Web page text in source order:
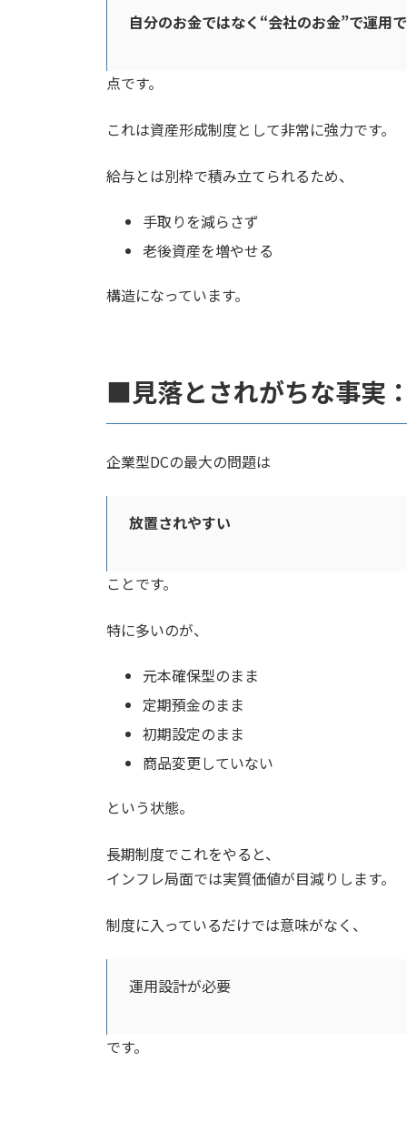
自分のお金ではなく“会社のお金”で運用
点です。
これは資産形成制度として非常に強力です。
給与とは別枠で積み立てられるため、
手取りを減らさず
老後資産を増やせる
構造になっています。
■見落とされがちな事実
企業型DCの最大の問題は
放置されやすい
ことです。
特に多いのが、
元本確保型のまま
定期預金のまま
初期設定のまま
商品変更していない
という状態。
長期制度でこれをやると、
インフレ局面では実質価値が目減りします。
制度に入っているだけでは意味がなく、
運用設計が必要
です。